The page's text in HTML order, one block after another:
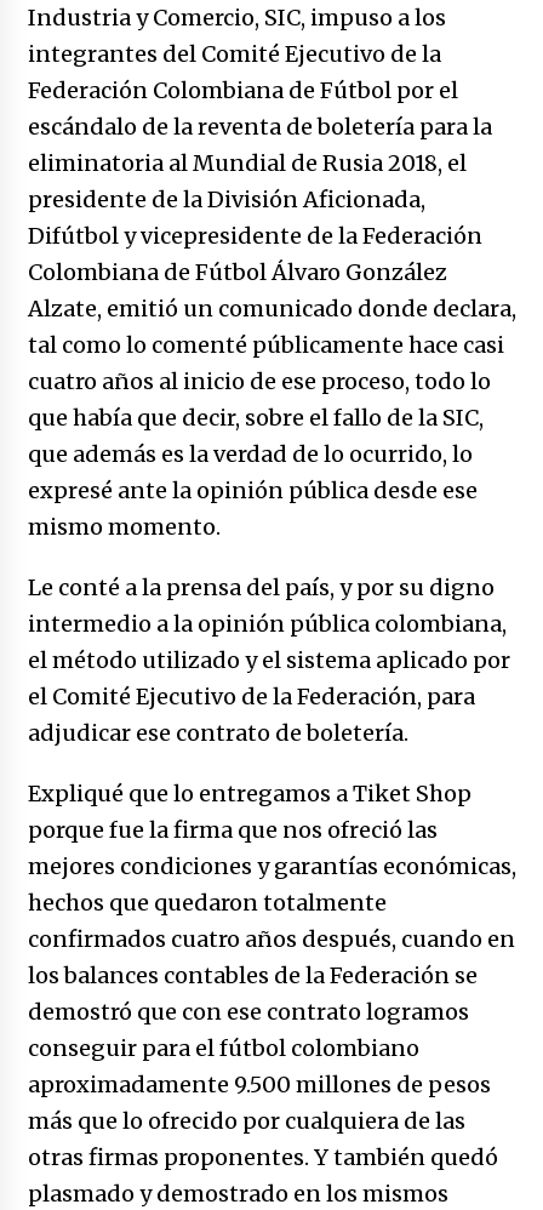
caerle
31/12/2025
Que sea un hecho el decreto que quita prima
de servicios a honorables zánganos
31/12/2025
El aumento del mínimo causa escozor en
pueblo colombiano
31/12/2025
Atlético Nacional se quedó con laCopa
Colombia 2025
17/12/2025
Junior se coronó campeón del fútbol
colombiano
16/12/2025
Industria y Comercio, SIC, impuso a los
integrantes del Comité Ejecutivo de la
Federación Colombiana de Fútbol por el
escándalo de la reventa de boletería para la
eliminatoria al Mundial de Rusia 2018, el
presidente de la División Aficionada,
Difútbol y vicepresidente de la Federación
Colombiana de Fútbol Álvaro González
Alzate, emitió un comunicado donde declara,
tal como lo comenté públicamente hace casi
cuatro años al inicio de ese proceso, todo lo
que había que decir, sobre el fallo de la SIC,
que además es la verdad de lo ocurrido, lo
expresé ante la opinión pública desde ese
mismo momento.
Le conté a la prensa del país, y por su digno
intermedio a la opinión pública colombiana,
el método utilizado y el sistema aplicado por
el Comité Ejecutivo de la Federación, para
adjudicar ese contrato de boletería.
Expliqué que lo entregamos a Tiket Shop
porque fue la firma que nos ofreció las
mejores condiciones y garantías económicas,
hechos que quedaron totalmente
confirmados cuatro años después, cuando en
los balances contables de la Federación se
demostró que con ese contrato logramos
conseguir para el fútbol colombiano
aproximadamente 9.500 millones de pesos
más que lo ofrecido por cualquiera de las
otras firmas proponentes. Y también quedó
plasmado y demostrado en los mismos